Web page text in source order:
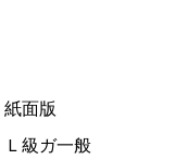
紙面版
Ｌ級ガ一般